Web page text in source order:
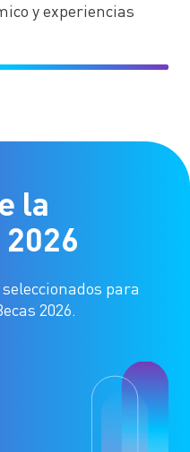
y experiencias
la
para
2026.